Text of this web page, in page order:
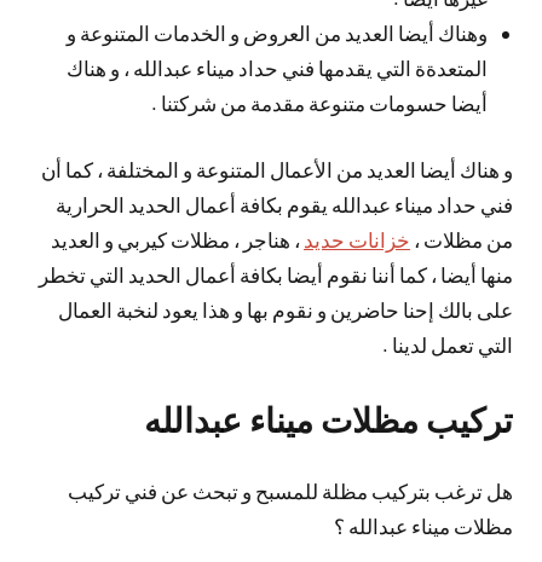
وهناك أيضا العديد من العروض و الخدمات المتنوعة و
المتعدةة التي يقدمها فني حداد ميناء عبدالله ، و هناك
أيضا حسومات متنوعة مقدمة من شركتنا .
و هناك أيضا العديد من الأعمال المتنوعة و المختلفة ، كما أن
فني حداد ميناء عبدالله يقوم بكافة أعمال الحديد الحرارية
من مظلات ، خزانات حديد ، هناجر ، مظلات كيربي و العديد
منها أيضا ، كما أننا نقوم أيضا بكافة أعمال الحديد التي تخطر
على بالك إحنا حاضرين و نقوم بها و هذا يعود لنخبة العمال
التي تعمل لدينا .
تركيب مظلات ميناء عبدالله
هل ترغب بتركيب مظلة للمسبح و تبحث عن فني تركيب
مظلات ميناء عبدالله ؟